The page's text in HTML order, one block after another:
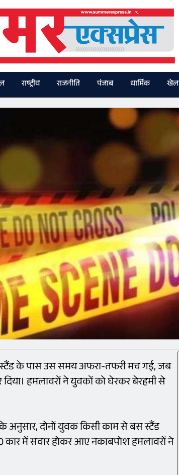
राष्ट्रीय राजनीति पंजाब धार्मिक खेल
के पास उस समय अफरा-तफरी मच गई, जब
हमलावरों ने युवकों को घेरकर बेरहमी से
अनुसार, दोनों युवक किसी काम से बस स्टैंड
में सवार होकर आए नकाबपोश हमलावरों ने